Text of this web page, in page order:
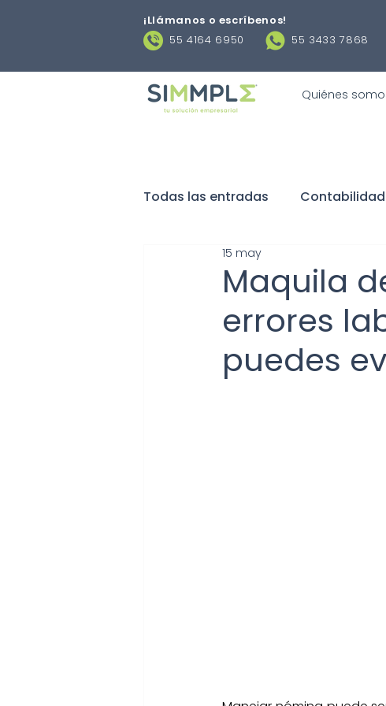
¡Llámanos o escríbenos!
55 4164 6950
55 3433 7868
Quiénes
Todas las entradas Contabilidad
Negocios
Contratos laborales
Maquila
errores
puedes
15 may